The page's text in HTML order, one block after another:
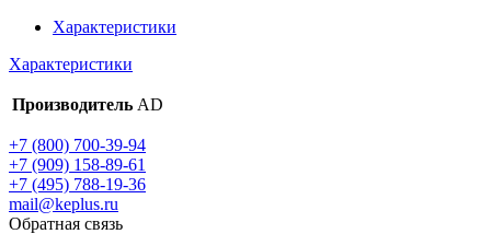
Характеристики
Характеристики
Производитель AD
+7 (800) 700-39-94
+7 (909) 158-89-61
+7 (495) 788-19-36
mail@keplus.ru
Обратная связь